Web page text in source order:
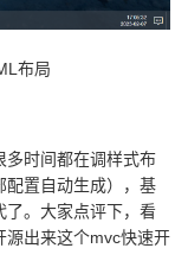
布局
多时间都在调样式布
配置自动生成），基
了。大家点评下，看
源出来这个mvc快速开